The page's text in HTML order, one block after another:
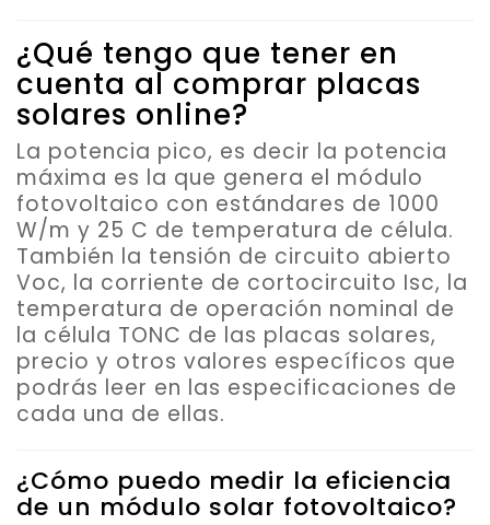
¿Qué tengo que tener en
cuenta al comprar placas
solares online?
La potencia pico, es decir la potencia
máxima es la que genera el módulo
fotovoltaico con estándares de 1000
W/m y 25 C de temperatura de célula.
También la tensión de circuito abierto
Voc, la corriente de cortocircuito Isc, la
temperatura de operación nominal de
la célula TONC de las placas solares,
precio y otros valores específicos que
podrás leer en las especificaciones de
cada una de ellas.
¿Cómo puedo medir la eficiencia
de un módulo solar fotovoltaico?